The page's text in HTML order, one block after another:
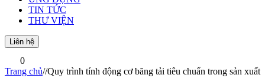
TIN TỨC
THƯ VIỆN
Liên hệ
0
Trang chủ//Quy trình tính động cơ băng tải tiêu chuẩn trong sản xuất